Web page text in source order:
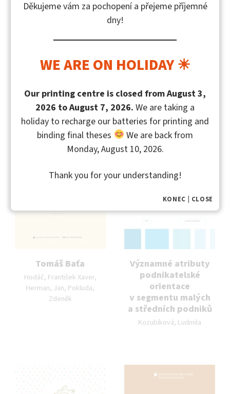
Mohlo by vás také zajímat
Tomáš Baťa
Autor publikace:
Hodáč, František Xaver,
Herman, Jan, Pokluda,
Zdeněk
Významné atributy
podnikatelské
orientace
v segmentu malých
a středních podniků
Autor publikace:
Kozubíková, Ludmila
KONEC | CLOSE
Děkujeme vám za pochopení a přejeme příjemné
dny!
WE ARE ON HOLIDAY ☀
Our printing centre is closed from August 3,
2026 to August 7, 2026. We are taking a
holiday to recharge our batteries for printing and
binding final theses
We are back from
Monday, August 10, 2026.
Thank you for your understanding!